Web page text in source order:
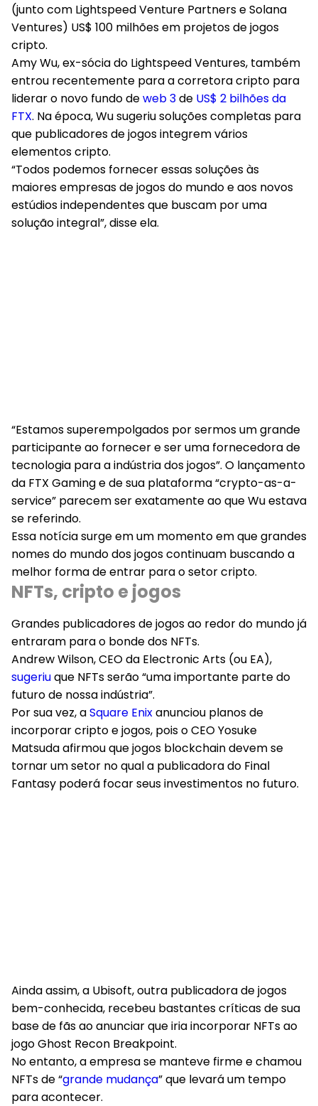
(junto com Lightspeed Venture Partners e Solana
Ventures) US$ 100 milhões em projetos de jogos
cripto.
Amy Wu, ex-sócia do Lightspeed Ventures, também
entrou recentemente para a corretora cripto para
liderar o novo fundo deweb 3de US$ 2 bilhões da
FTX. Na época, Wu sugeriu soluções completas para
que publicadores de jogos integrem vários
elementos cripto.
“Todos podemos fornecer essas soluções às
maiores empresas de jogos do mundo e aos novos
estúdios independentes que buscam por uma
solução integral”, disse ela.
“Estamos superempolgados por sermos um grande
participante ao fornecer e ser uma fornecedora de
tecnologia para a indústria dos jogos”. O lançamento
da FTX Gaming e de sua plataforma “crypto-as-a-
service” parecem ser exatamente ao que Wu estava
se referindo.
Essa notícia surge em um momento em que grandes
nomes do mundo dos jogos continuam buscando a
melhor forma de entrar para o setor cripto.
NFTs, cripto e jogos
Grandes publicadores de jogos ao redor do mundo já
entraram para o bonde dos NFTs.
Andrew Wilson, CEO da Electronic Arts (ou EA),
sugeriuque NFTs serão “uma importante parte do
futuro de nossa indústria”.
Por sua vez, aSquare Enixanunciou planos de
incorporar cripto e jogos, pois o CEO Yosuke
Matsuda afirmou que jogos blockchain devem se
tornar um setor no qual a publicadora do Final
Fantasy poderá focar seus investimentos no futuro.
Ainda assim, a Ubisoft, outra publicadora de jogos
bem-conhecida, recebeu bastantes críticas de sua
base de fãs ao anunciar que iria incorporar NFTs ao
jogo Ghost Recon Breakpoint.
No entanto, a empresa se manteve firme e chamou
NFTs de “grande mudança” que levará um tempo
para acontecer.